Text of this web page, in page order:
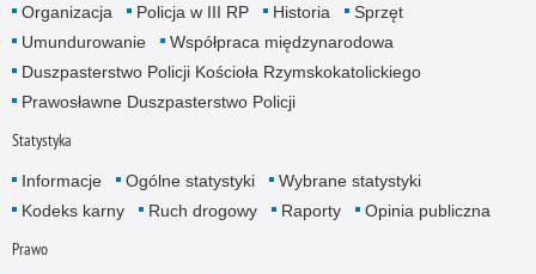
Organizacja
Policja w III RP Historia
Sprzęt
Umundurowanie
Współpraca międzynarodowa
Duszpasterstwo Policji Kościoła Rzymskokatolickiego
Prawosławne Duszpasterstwo Policji
Statystyka
Informacje Ogólne statystyki
Wybrane statystyki
Kodeks karny
Ruch drogowy Raporty Opinia publiczna
Prawo